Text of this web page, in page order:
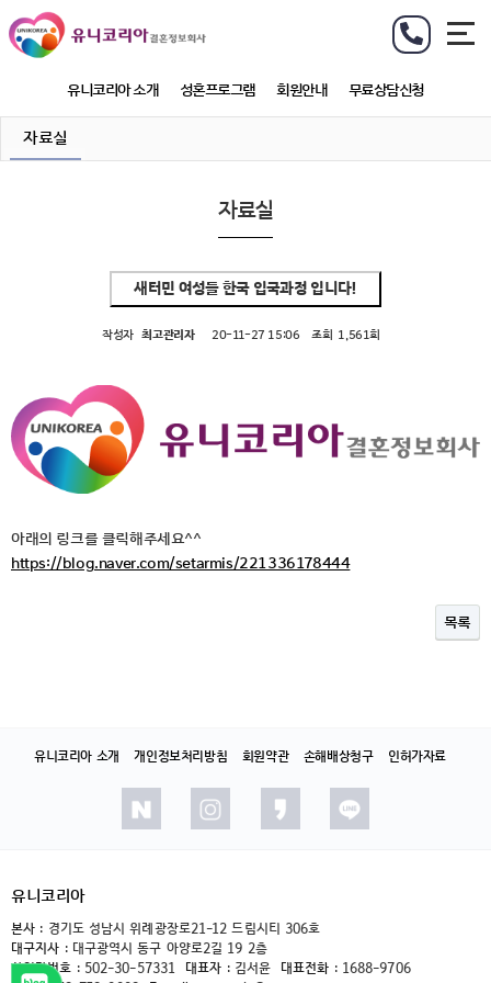
유니코리아 소개 성혼프로그램 회원안내 무료상담신청
자료실
자료실
새터민 여성들 한국 입국과정 입니다!
작성자 최고관리자 20-11-27 15:06 조회 1,561회
아래의 링크를 클릭해주세요^^
https://blog.naver.com/setarmis/221336178444
목록
유니코리아 소개 개인정보처리방침 회원약관 손해배상청구 인허가자료
유니코리아
본사 : 경기도 성남시 위례광장로21-12 드림시티 306호
대구지사 : 대구광역시 동구 아양로2길 19 2층
사업자번호 : 502-30-57331 대표자 : 김서윤 대표전화 : 1688-9706